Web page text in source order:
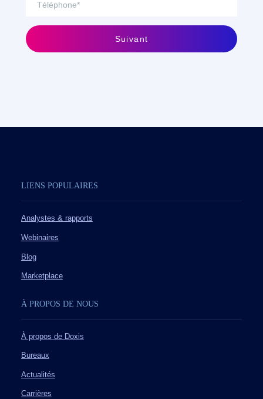
Suivant
LIENS POPULAIRES
Analystes & rapports
Webinaires
Blog
Marketplace
À PROPOS DE NOUS
À propos de Doxis
Bureaux
Actualités
Carrières